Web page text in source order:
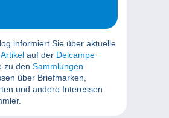
informiert Sie über aktuelle
Artikel auf der Delcampe
zu den Sammlungen
über Briefmarken,
und andere Interessen